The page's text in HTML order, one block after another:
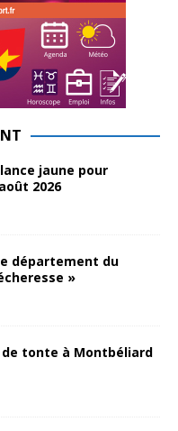
jaune pour
2026
département du
»
tonte à Montbéliard